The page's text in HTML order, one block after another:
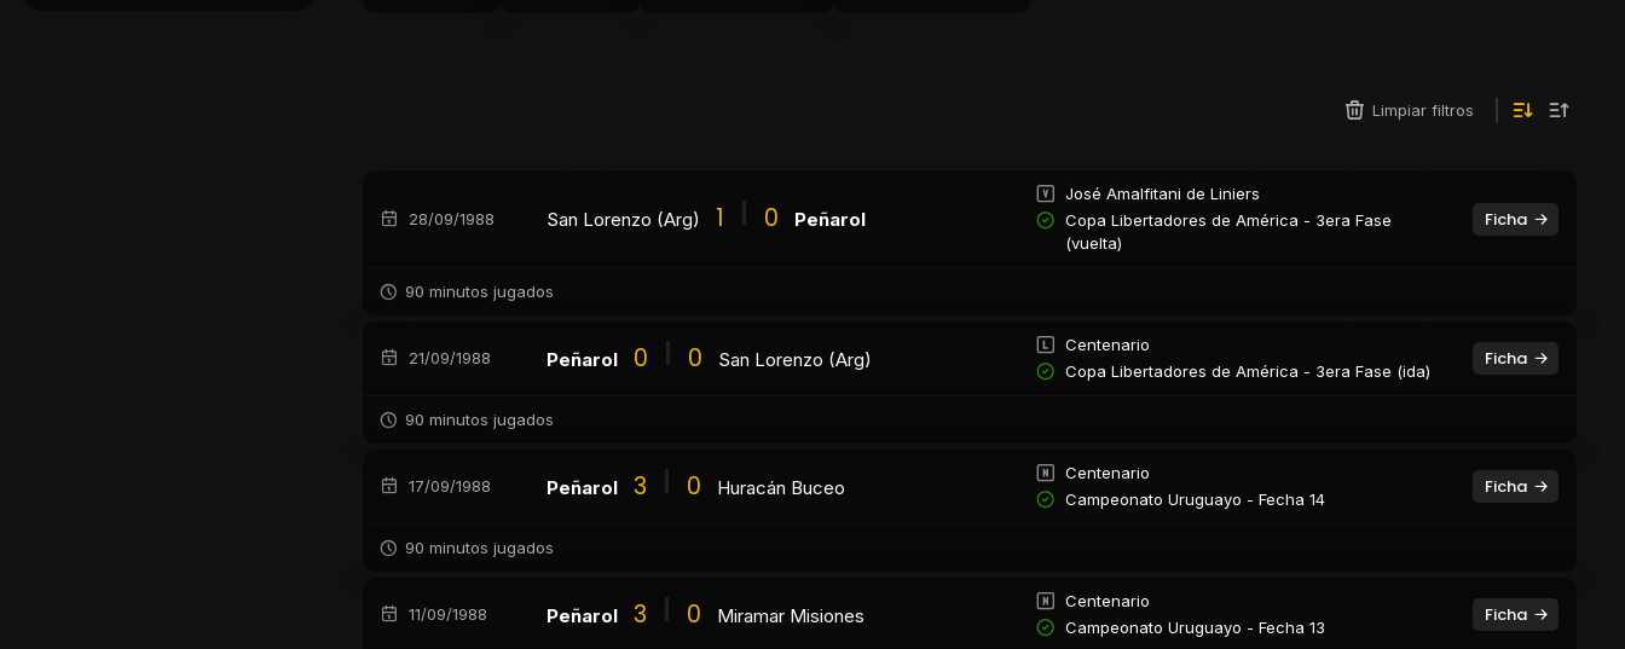
Limpiar filtros
28/09/1988 San Lorenzo (Arg) 1 0 Peñarol
José Amalfitani de Liniers
Copa Libertadores de América - 3era Fase
(vuelta)
Ficha
90 minutos jugados
21/09/1988 Peñarol 0 0 San Lorenzo (Arg)
Centenario
Copa Libertadores de América - 3era Fase (ida)
Ficha
90 minutos jugados
17/09/1988 Peñarol 3 0 Huracán Buceo
Centenario
Campeonato Uruguayo - Fecha 14
Ficha
90 minutos jugados
11/09/1988 Peñarol 3 0 Miramar Misiones
Centenario
Campeonato Uruguayo - Fecha 13
Ficha